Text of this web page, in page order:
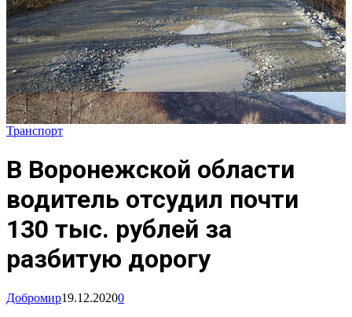
Транспорт
В Воронежской области
водитель отсудил почти
130 тыс. рублей за
разбитую дорогу
Добромир19.12.20200